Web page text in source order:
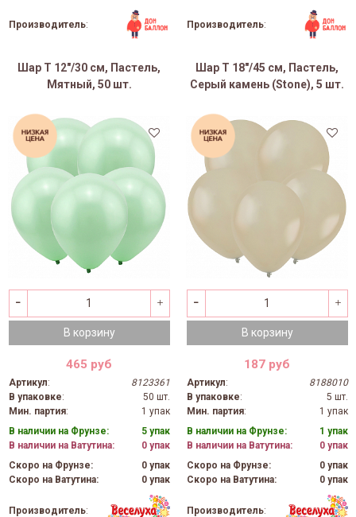
Производитель: Производитель:
Шар Т 12"/30 см, Пастель,
Мятный, 50 шт.
В корзину
465 руб
Артикул:
8123361
В упаковке:
50 шт.
Мин. партия:
1 упак
В наличии на Фрунзе:
5 упак
В наличии на Ватутина:
0 упак
Скоро на Фрунзе:
0 упак
Скоро на Ватутина:
0 упак
Производитель:
Шар Т 18"/45 см, Пастель,
Серый камень (Stone), 5 шт.
В корзину
187 руб
Артикул:
8188010
В упаковке:
5 шт.
Мин. партия:
1 упак
В наличии на Фрунзе:
1 упак
В наличии на Ватутина:
0 упак
Скоро на Фрунзе:
0 упак
Скоро на Ватутина:
0 упак
Производитель: